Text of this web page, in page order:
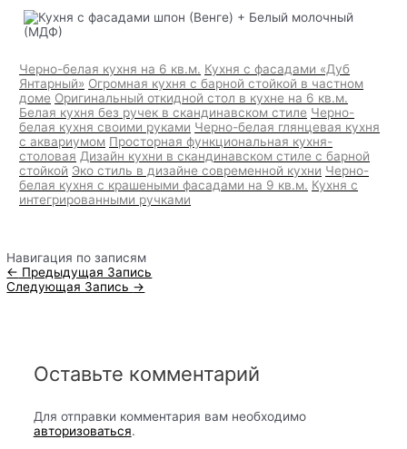
Черно-белая кухня на 6 кв.м. Кухня с фасадами «Дуб
Янтарный» Огромная кухня с барной стойкой в частном
доме Оригинальный откидной стол в кухне на 6 кв.м.
Белая кухня без ручек в скандинавском стиле Черно-
белая кухня своими руками Черно-белая глянцевая кухня
с аквариумом Просторная функциональная кухня-
столовая Дизайн кухни в скандинавском стиле с барной
стойкой Эко стиль в дизайне современной кухни Черно-
белая кухня с крашеными фасадами на 9 кв.м. Кухня с
интегрированными ручками
Навигация по записям
← Предыдущая Запись
Следующая Запись →
Оставьте комментарий
Для отправки комментария вам необходимо
авторизоваться.